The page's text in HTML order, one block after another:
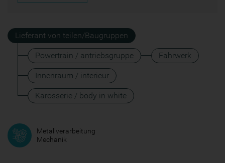
Lieferant von teilen/Baugruppen
Powertrain / antriebsgruppe Fahrwerk
Innenraum / interieur
Karosserie / body in white
Metallverarbeitung
Mechanik